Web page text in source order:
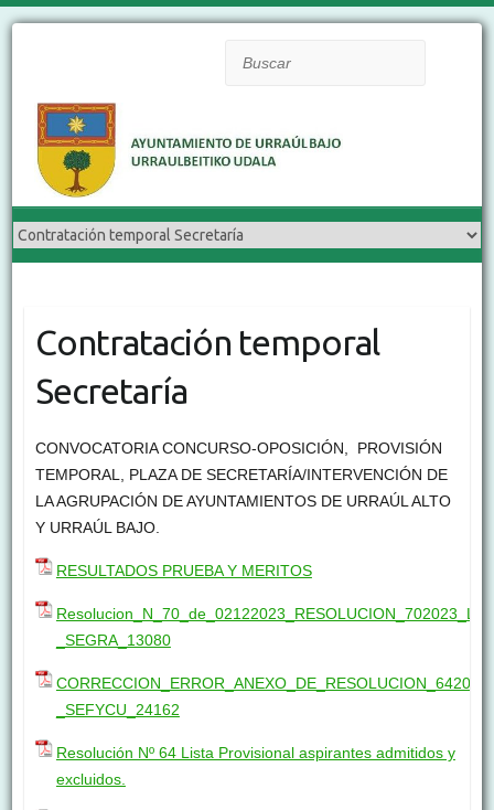
Contratación temporal
Secretaría
CONVOCATORIA CONCURSO-OPOSICIÓN, PROVISIÓN
TEMPORAL, PLAZA DE SECRETARÍA/INTERVENCIÓN DE
LA AGRUPACIÓN DE AYUNTAMIENTOS DE URRAÚL ALTO
Y URRAÚL BAJO.
RESULTADOS PRUEBA Y MERITOS
_SEGRA_13080
_SEFYCU_24162
Resolución Nº 64 Lista Provisional aspirantes admitidos y
excluidos.